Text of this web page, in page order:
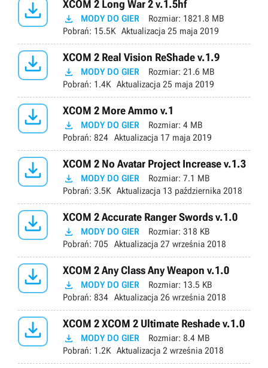
 XCOM 2 Long War 2 v.1.5hf
 MODY DO GIER Rozmiar: 1821.8 MB
Pobrań: 15.5K Aktualizacja 25 maja 2019
 XCOM 2 Real Vision ReShade v.1.9
 MODY DO GIER Rozmiar: 21.6 MB
Pobrań: 1.4K Aktualizacja 25 maja 2019
 XCOM 2 More Ammo v.1
 MODY DO GIER Rozmiar: 4 MB
Pobrań: 824 Aktualizacja 17 maja 2019
 XCOM 2 No Avatar Project Increase v.1.3
 MODY DO GIER Rozmiar: 7.1 MB
Pobrań: 3.5K Aktualizacja 13 października 2018
 XCOM 2 Accurate Ranger Swords v.1.0
 MODY DO GIER Rozmiar: 318 KB
Pobrań: 705 Aktualizacja 27 września 2018
 XCOM 2 Any Class Any Weapon v.1.0
 MODY DO GIER Rozmiar: 13.5 KB
Pobrań: 834 Aktualizacja 26 września 2018
 XCOM 2 XCOM 2 Ultimate Reshade v.1.0
 MODY DO GIER Rozmiar: 8.4 MB
Pobrań: 1.2K Aktualizacja 2 września 2018